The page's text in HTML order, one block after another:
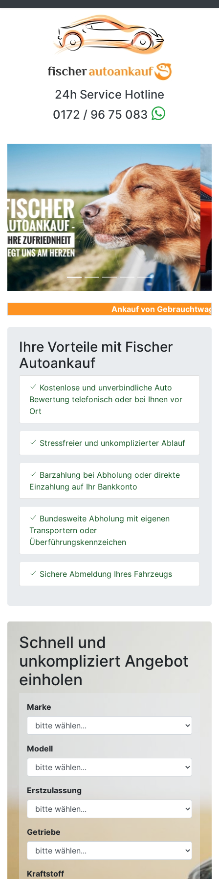
24h Service Hotline
0172 / 96 75 083
Previous Next
Ankauf von
Ihre Vorteile mit Fischer
Autoankauf
Kostenlose und unverbindliche Auto
Bewertung telefonisch oder bei Ihnen vor
Ort
Stressfreier und unkomplizierter Ablauf
Barzahlung bei Abholung oder direkte
Einzahlung auf Ihr Bankkonto
Bundesweite Abholung mit eigenen
Transportern oder
Überführungskennzeichen
Sichere Abmeldung Ihres Fahrzeugs
Schnell und
unkompliziert Angebot
einholen
Marke
Modell
Erstzulassung
Getriebe
Kraftstoff